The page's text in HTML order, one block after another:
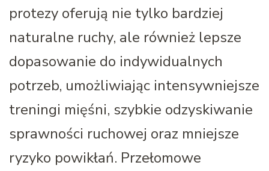
protezy oferują nie tylko bardziej
naturalne ruchy, ale również lepsze
dopasowanie do indywidualnych
potrzeb, umożliwiając intensywniejsze
treningi mięśni, szybkie odzyskiwanie
sprawności ruchowej oraz mniejsze
ryzyko powikłań. Przełomowe